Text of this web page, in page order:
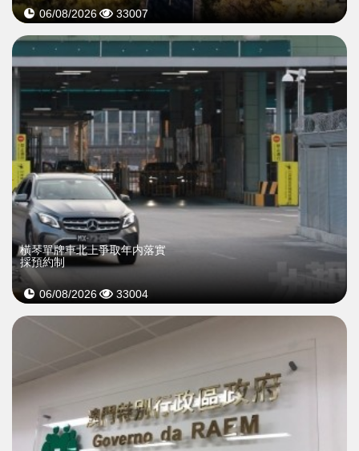
06/08/2026 33007
橫琴單牌車北上爭取年内落實
採預約制
06/08/2026 33004